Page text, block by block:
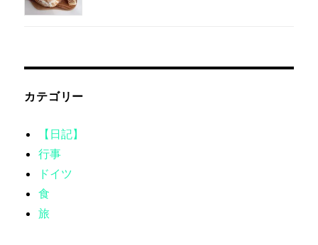
カテゴリー
【日記】
行事
ドイツ
食
旅